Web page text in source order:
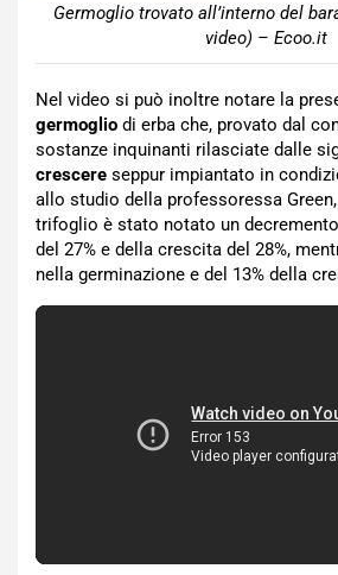
Germoglio trovato all’interno del
video) – Ecoo.it
Nel video si può inoltre notare la
germoglio di erba che, provato dal
sostanze inquinanti rilasciate dalle
crescere seppur impiantato in
allo studio della professoressa
trifoglio è stato notato un
del 27% e della crescita del 28%,
nella germinazione e del 13% della